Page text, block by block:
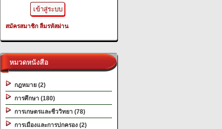
สมัครสมาชิก ลืมรหัสผ่าน
หมวดหนังสือ
กฎหมาย (2)
การศึกษา (180)
การเกษตรและชีววิทยา (78)
การเมืองและการปกครอง (2)